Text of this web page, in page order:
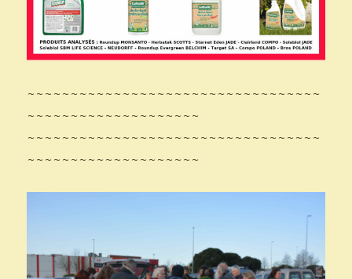
~~~~~~~~~~~~~~~~~~~~~~~~~~~~~~~~~~
~~~~~~~~~~~~~~~~~~~~
~~~~~~~~~~~~~~~~~~~~~~~~~~~~~~~~~~
~~~~~~~~~~~~~~~~~~~~